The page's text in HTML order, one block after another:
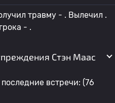
травму - . Вылечил .
- .
Стэн Маас
встречи: (76